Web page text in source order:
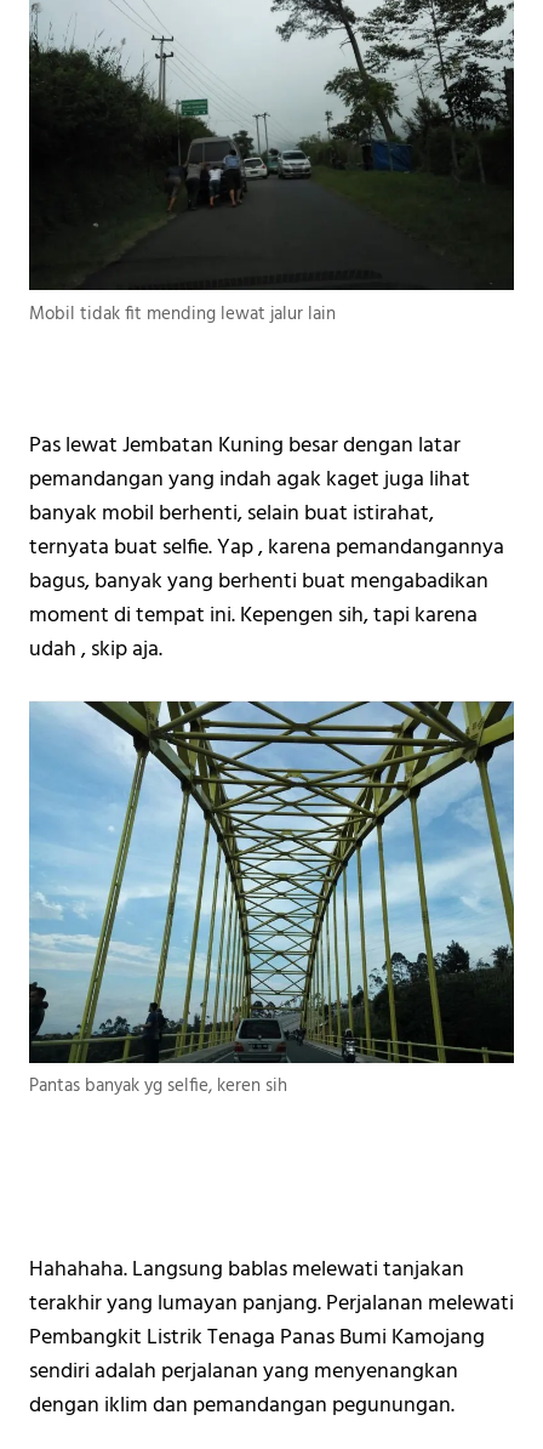
Mobil tidak fit mending lewat jalur lain
Pas lewat Jembatan Kuning besar dengan latar
pemandangan yang indah agak kaget juga lihat
banyak mobil berhenti, selain buat istirahat,
ternyata buat selfie. Yap , karena pemandangannya
bagus, banyak yang berhenti buat mengabadikan
moment di tempat ini. Kepengen sih, tapi karena
udah , skip aja.
Pantas banyak yg selfie, keren sih
Hahahaha. Langsung bablas melewati tanjakan
terakhir yang lumayan panjang. Perjalanan melewati
Pembangkit Listrik Tenaga Panas Bumi Kamojang
sendiri adalah perjalanan yang menyenangkan
dengan iklim dan pemandangan pegunungan.